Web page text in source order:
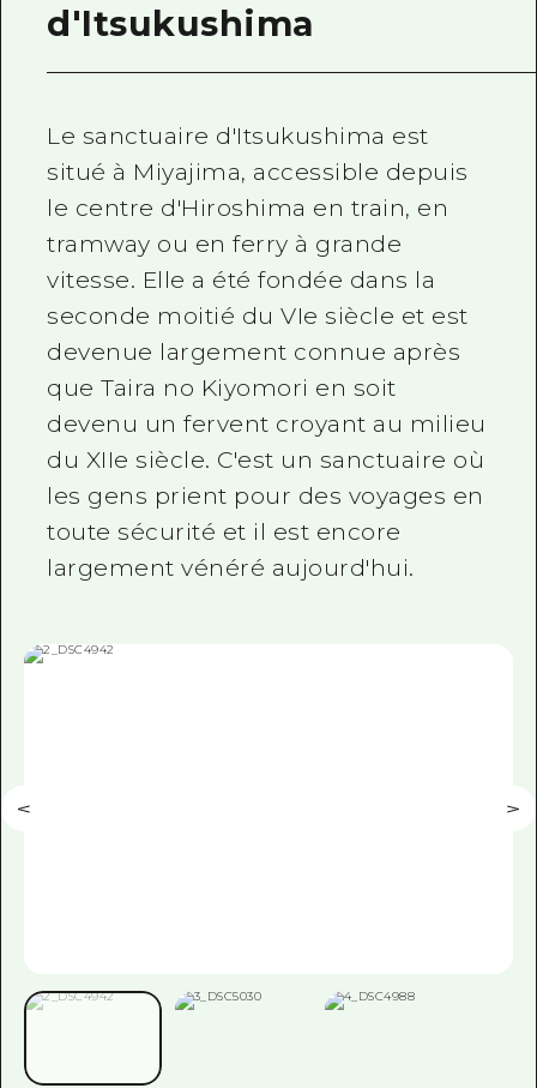
d'Itsukushima
Le sanctuaire d'Itsukushima est
situé à Miyajima, accessible depuis
le centre d'Hiroshima en train, en
tramway ou en ferry à grande
vitesse. Elle a été fondée dans la
seconde moitié du VIe siècle et est
devenue largement connue après
que Taira no Kiyomori en soit
devenu un fervent croyant au milieu
du XIIe siècle. C'est un sanctuaire où
les gens prient pour des voyages en
toute sécurité et il est encore
largement vénéré aujourd'hui.